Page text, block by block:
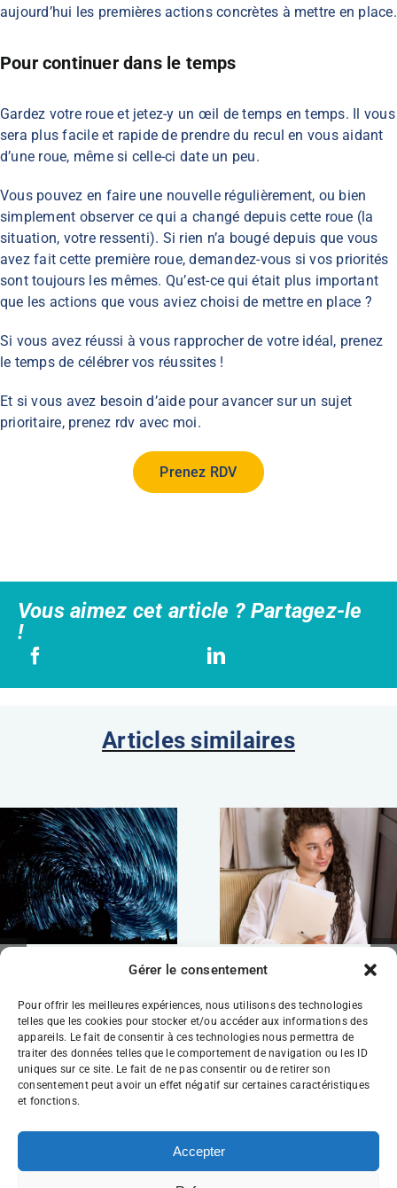
Gérer le consentement
Pour offrir les meilleures expériences, nous utilisons des technologies
telles que les cookies pour stocker et/ou accéder aux informations des
appareils. Le fait de consentir à ces technologies nous permettra de
traiter des données telles que le comportement de navigation ou les ID
uniques sur ce site. Le fait de ne pas consentir ou de retirer son
consentement peut avoir un effet négatif sur certaines caractéristiques
et fonctions.
Accepter
aujourd’hui les premières actions concrètes à mettre en place.
Pour continuer dans le temps
Gardez votre roue et jetez-y un œil de temps en temps. Il vous
sera plus facile et rapide de prendre du recul en vous aidant
d’une roue, même si celle-ci date un peu.
Vous pouvez en faire une nouvelle régulièrement, ou bien
simplement observer ce qui a changé depuis cette roue (la
situation, votre ressenti). Si rien n’a bougé depuis que vous
avez fait cette première roue, demandez-vous si vos priorités
sont toujours les mêmes. Qu’est-ce qui était plus important
que les actions que vous aviez choisi de mettre en place ?
Si vous avez réussi à vous rapprocher de votre idéal, prenez
le temps de célébrer vos réussites !
Et si vous avez besoin d’aide pour avancer sur un sujet
prioritaire, prenez rdv avec moi.
Prenez RDV
Vous aimez cet article ? Partagez-le
!
Articles similaires
Tournefeuille : une
seule séance pour
tout changer ?
04/12/2025 | 0 Comments
Choisir son
Tournefeuille :
entre intuition,
confiance…et
questions
26/06/2025 | 0 Comments